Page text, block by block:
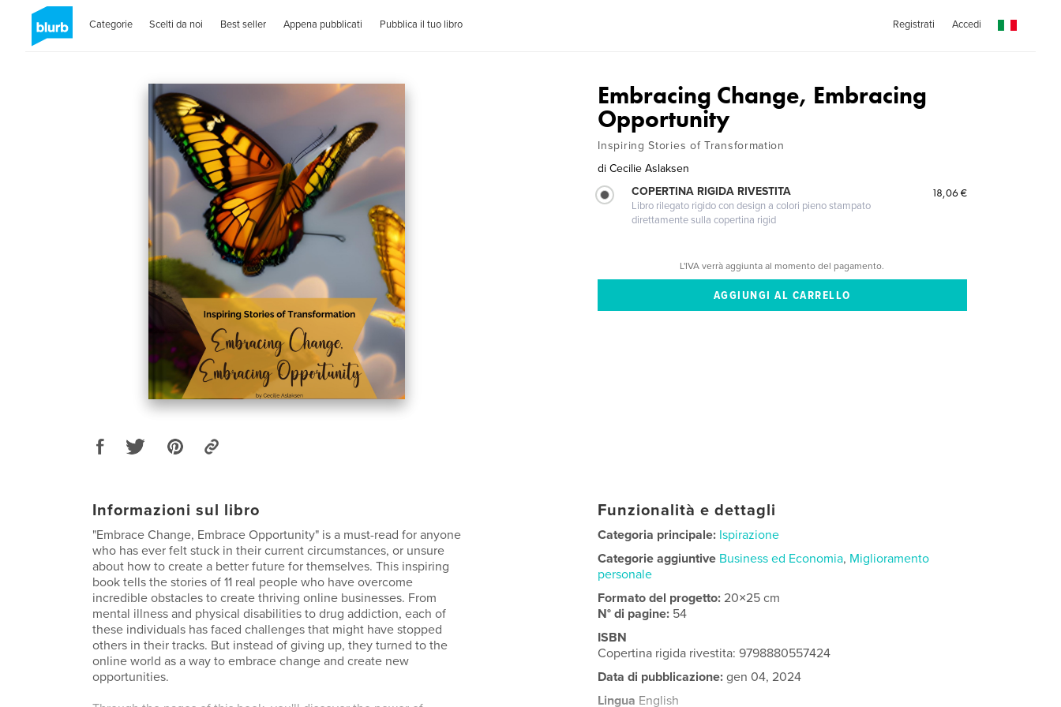
Categorie Scelti da noi Best seller Appena pubblicati Pubblica il tuo libro Registrati Accedi
Embracing Change, Embracing
Opportunity
Inspiring Stories of Transformation
di Cecilie Aslaksen
COPERTINA RIGIDA RIVESTITA
Libro rilegato rigido con design a colori pieno stampato
direttamente sulla copertina rigid
18,06 €
L'IVA verrà aggiunta al momento del pagamento.
Informazioni sul libro
"Embrace Change, Embrace Opportunity" is a must-read for anyone
who has ever felt stuck in their current circumstances, or unsure
about how to create a better future for themselves. This inspiring
book tells the stories of 11 real people who have overcome
incredible obstacles to create thriving online businesses. From
mental illness and physical disabilities to drug addiction, each of
these individuals has faced challenges that might have stopped
others in their tracks. But instead of giving up, they turned to the
online world as a way to embrace change and create new
opportunities.
Funzionalità e dettagli
Categoria principale: Ispirazione
Categorie aggiuntive Business ed Economia, Miglioramento
personale
Formato del progetto:20×25 cm
N° di pagine: 54
ISBN
Copertina rigida rivestita: 9798880557424
Data di pubblicazione: gen 04, 2024
Lingua English